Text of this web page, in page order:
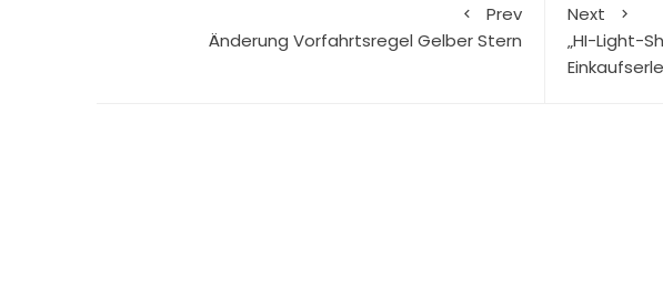
Prev
Änderung Vorfahrtsregel Gelber Stern
Next
„HI-Light-